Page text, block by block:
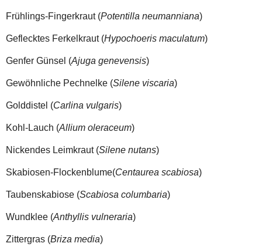
Frühlings-Fingerkraut (Potentilla neumanniana)
Geflecktes Ferkelkraut (Hypochoeris maculatum)
Genfer Günsel (Ajuga genevensis)
Gewöhnliche Pechnelke (Silene viscaria)
Golddistel (Carlina vulgaris)
Kohl-Lauch (Allium oleraceum)
Nickendes Leimkraut (Silene nutans)
Skabiosen-Flockenblume(Centaurea scabiosa)
Taubenskabiose (Scabiosa columbaria)
Wundklee (Anthyllis vulneraria)
Zittergras (Briza media)